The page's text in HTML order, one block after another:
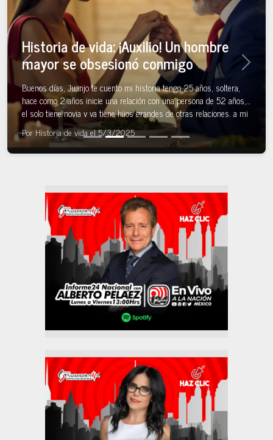
Historia de vida: ¡Auxilio! Un hombre
mayor se obsesionó conmigo
Buenos días, Juanjo te cuento mi historia tengo 25 años, soltera,
hace como 2 años inicie una relación con una persona de 52 años,
el solo tiene novia y ya tiene hijos grandes de otras relaciones, a mi
lo que me atrajo de él fue su edad y su manera de hacerme el amor.
En […]
Por Historia de vidael5/3/2025
Previous Next